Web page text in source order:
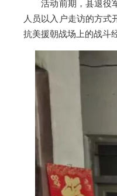
活动前期，县退役军
人员以入户走访的方
抗美援朝战场上的战斗